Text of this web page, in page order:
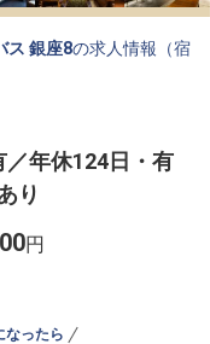
に申し込む
ス 銀座8の求人情報（宿
年休124日・有
り
円
なったら